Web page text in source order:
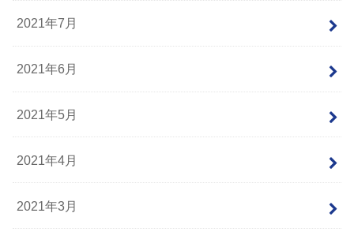
2021年7月
2021年6月
2021年5月
2021年4月
2021年3月